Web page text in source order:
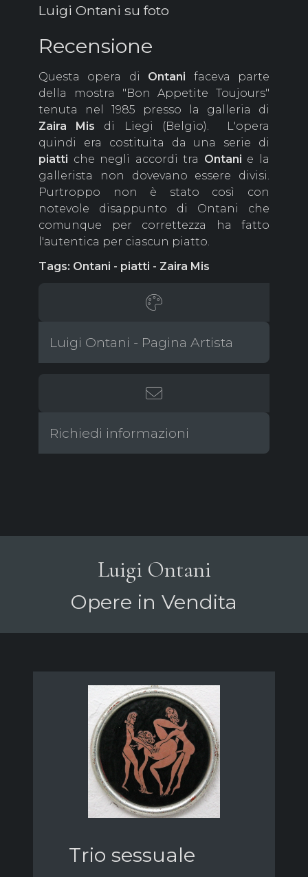
Luigi Ontani su foto
Recensione
Questa opera di Ontani faceva parte
della mostra "Bon Appetite Toujours"
tenuta nel 1985 presso la galleria di
Zaira
Mis di Liegi (Belgio). L'opera
quindi era costituita da una serie di
piatti che negli accordi tra Ontani e la
gallerista non dovevano essere divisi.
Purtroppo non è stato così con
notevole disappunto di Ontani che
comunque per correttezza ha fatto
l'autentica per ciascun piatto.
Tags: Ontani - piatti - Zaira Mis
Luigi Ontani - Pagina Artista
Richiedi informazioni
Luigi Ontani
Opere in Vendita
Trio sessuale